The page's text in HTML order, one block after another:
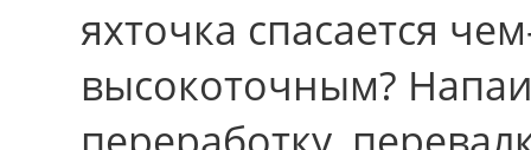
яхточка спасается
высокоточным?